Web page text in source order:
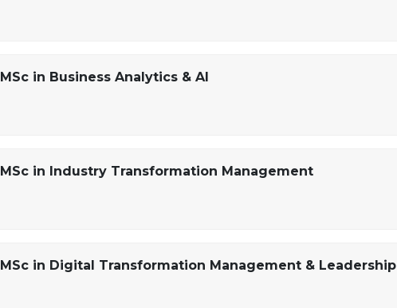
MSc in Business Analytics & AI
MSc in Industry Transformation Management
MSc in Digital Transformation Management & Leadership